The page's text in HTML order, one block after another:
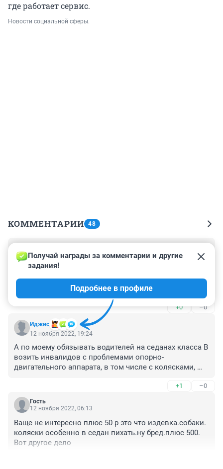
где работает сервис.
Новости социальной сферы.
КОММЕНТАРИИ 48
13 ноября 2022, 21:28
Зачем им объяснять? Этим таксистом, им это не
интересно, они будут ждать людей с ограниченными
способностями за пару кварталов от вызова такси.
Надо порядок наводить в такси однозначно
+0 –0
Иджис
Получай награды за комментарии и другие
задания!
Подробнее в профиле
12 ноября 2022, 19:24
А по моему обязывать водителей на седанах класса В
возить инвалидов с проблемами опорно-
двигательного аппарата, в том числе с колясками,
волюнтаризм. Минимум нужны микроавтобусы
оборудованные соответствеено.
Ну не приспособлены Солярки и Рио к вкорячиванию
ДЦП, там здоровому то сесть не так просто, а
багажник не приспособлен для колясок, даже
складных - у них габариты приличные, выступающие
+1 –0
Гость
12 ноября 2022, 06:13
Ваще не интересно плюс 50 р это что издевка.собаки.
коляски особенно в седан пихать.ну бред.плюс 500.
Вот другое дело